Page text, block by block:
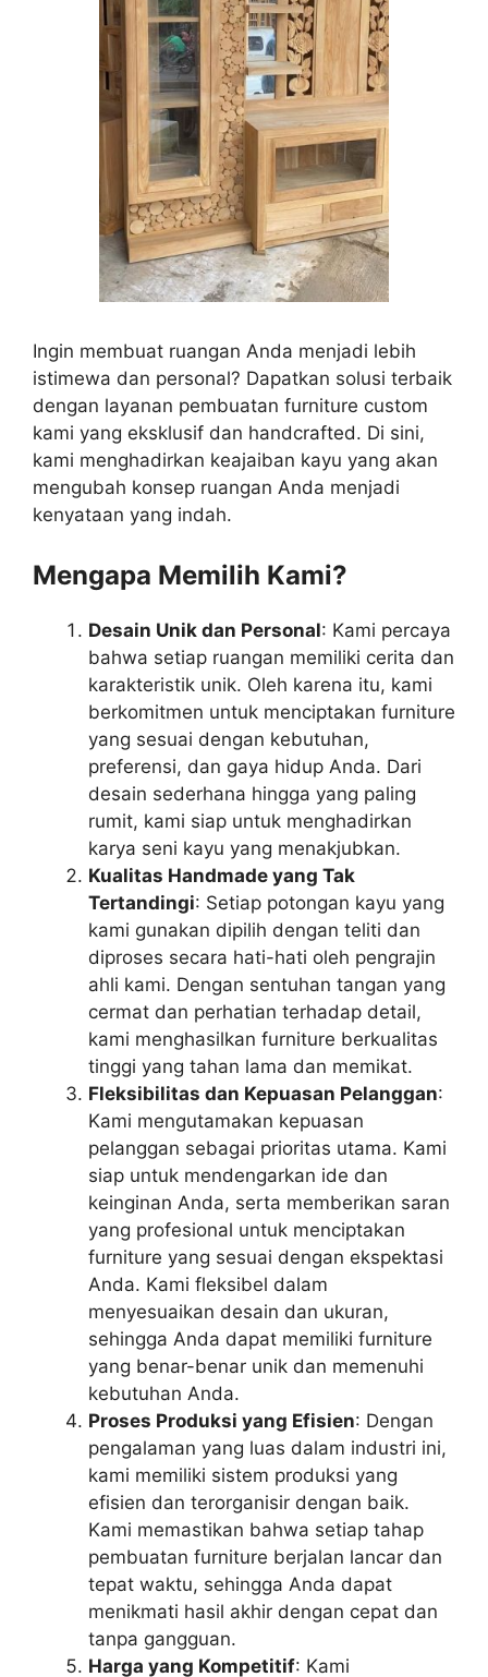
Ingin membuat ruangan Anda menjadi lebih
istimewa dan personal? Dapatkan solusi terbaik
dengan layanan pembuatan furniture custom
kami yang eksklusif dan handcrafted. Di sini,
kami menghadirkan keajaiban kayu yang akan
mengubah konsep ruangan Anda menjadi
kenyataan yang indah.
Mengapa Memilih Kami?
Desain Unik dan Personal: Kami percaya
bahwa setiap ruangan memiliki cerita dan
karakteristik unik. Oleh karena itu, kami
berkomitmen untuk menciptakan furniture
yang sesuai dengan kebutuhan,
preferensi, dan gaya hidup Anda. Dari
desain sederhana hingga yang paling
rumit, kami siap untuk menghadirkan
karya seni kayu yang menakjubkan.
Kualitas Handmade yang Tak
Tertandingi: Setiap potongan kayu yang
kami gunakan dipilih dengan teliti dan
diproses secara hati-hati oleh pengrajin
ahli kami. Dengan sentuhan tangan yang
cermat dan perhatian terhadap detail,
kami menghasilkan furniture berkualitas
tinggi yang tahan lama dan memikat.
Fleksibilitas dan Kepuasan Pelanggan:
Kami mengutamakan kepuasan
pelanggan sebagai prioritas utama. Kami
siap untuk mendengarkan ide dan
keinginan Anda, serta memberikan saran
yang profesional untuk menciptakan
furniture yang sesuai dengan ekspektasi
Anda. Kami fleksibel dalam
menyesuaikan desain dan ukuran,
sehingga Anda dapat memiliki furniture
yang benar-benar unik dan memenuhi
kebutuhan Anda.
Proses Produksi yang Efisien: Dengan
pengalaman yang luas dalam industri ini,
kami memiliki sistem produksi yang
efisien dan terorganisir dengan baik.
Kami memastikan bahwa setiap tahap
pembuatan furniture berjalan lancar dan
tepat waktu, sehingga Anda dapat
menikmati hasil akhir dengan cepat dan
tanpa gangguan.
Harga yang Kompetitif: Kami